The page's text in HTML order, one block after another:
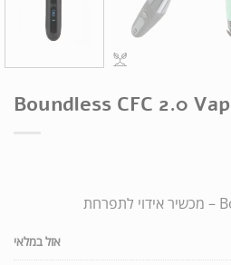
Boundless CFC 2.0
אזל במלאי